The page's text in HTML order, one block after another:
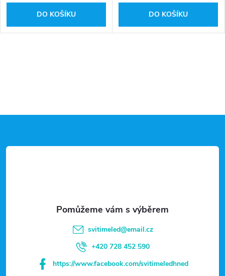
DO KOŠÍKU DO KOŠÍKU
á
svitimeled@email.cz
+420 728 452 590
https://www.facebook.com/svitimeledhned